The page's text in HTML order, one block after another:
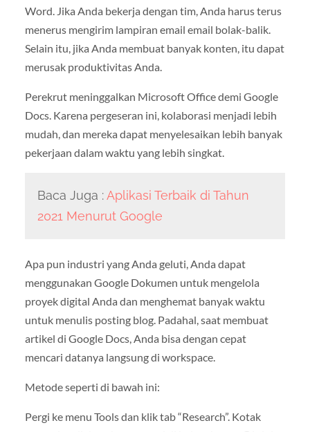
Word. Jika Anda bekerja dengan tim, Anda harus terus
menerus mengirim lampiran email email bolak-balik.
Selain itu, jika Anda membuat banyak konten, itu dapat
merusak produktivitas Anda.
Perekrut meninggalkan Microsoft Office demi Google
Docs. Karena pergeseran ini, kolaborasi menjadi lebih
mudah, dan mereka dapat menyelesaikan lebih banyak
pekerjaan dalam waktu yang lebih singkat.
Baca Juga :Aplikasi Terbaik di Tahun
2021 Menurut Google
Apa pun industri yang Anda geluti, Anda dapat
menggunakan Google Dokumen untuk mengelola
proyek digital Anda dan menghemat banyak waktu
untuk menulis posting blog. Padahal, saat membuat
artikel di Google Docs, Anda bisa dengan cepat
mencari datanya langsung di workspace.
Metode seperti di bawah ini:
Pergi ke menu Tools dan klik tab “Research”. Kotak